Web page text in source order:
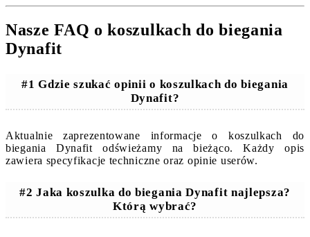
Nasze FAQ o koszulkach do biegania
Dynafit
#1 Gdzie szukać opinii o koszulkach do biegania
Dynafit?
Aktualnie zaprezentowane informacje o koszulkach do
biegania Dynafit odświeżamy na bieżąco. Każdy opis
zawiera specyfikacje techniczne oraz opinie userów.
#2 Jaka koszulka do biegania Dynafit najlepsza?
Którą wybrać?